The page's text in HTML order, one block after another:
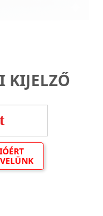
KIJELZŐ